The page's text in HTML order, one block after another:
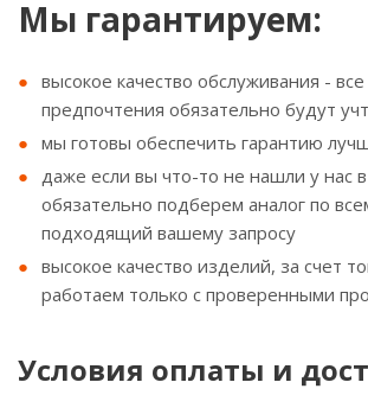
Мы гарантируем:
высокое качество обслуживания -
предпочтения обязательно будут
мы готовы обеспечить гарантию
даже если вы что-то не нашли у нас
обязательно подберем аналог по
подходящий вашему запросу
высокое качество изделий, за счет
работаем только с проверенными
Условия оплаты и